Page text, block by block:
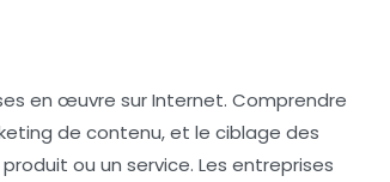
en œuvre sur Internet. Comprendre
de contenu, et le ciblage des
ou un service. Les entreprises